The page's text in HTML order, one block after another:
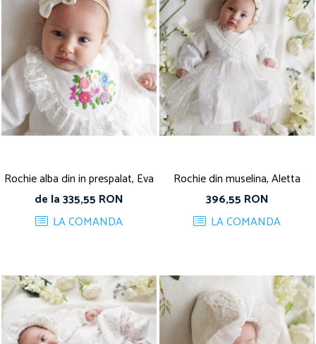
Rochie alba din in prespalat, Eva
de la 335,55 RON
LA COMANDA
Rochie din muselina, Aletta
396,55 RON
LA COMANDA